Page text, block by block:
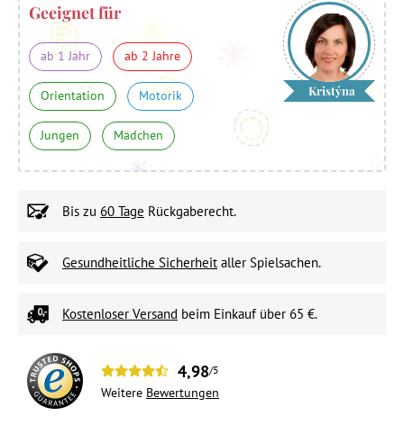
Geeignet für
ab 1 Jahr ab 2 Jahre
Orientation Motorik
Jungen Mädchen
Kristýna
Bis zu 60 Tage Rückgaberecht.
Gesundheitliche Sicherheit aller Spielsachen.
Kostenloser Versand beim Einkauf über 65 €.
4,98/5
Weitere Bewertungen